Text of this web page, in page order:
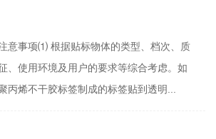
意事项⑴ 根据贴标物体的类型、档次、质
、使用环境及用户的要求等综合考虑。如
丙烯不干胶标签制成的标签贴到透明...